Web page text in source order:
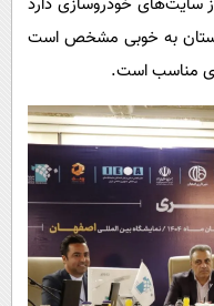
استان به خوبی مشخص است
مناسب است.